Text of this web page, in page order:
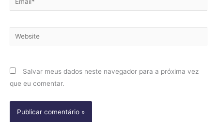
Website
Salvar meus dados neste navegador para a próxima vez
que eu comentar.